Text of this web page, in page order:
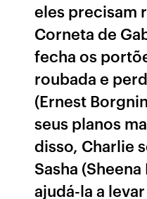
eles precisam
Corneta de
fecha os
roubada e
(Ernest
seus planos
disso, Charlie
Sasha
ajudá-la a